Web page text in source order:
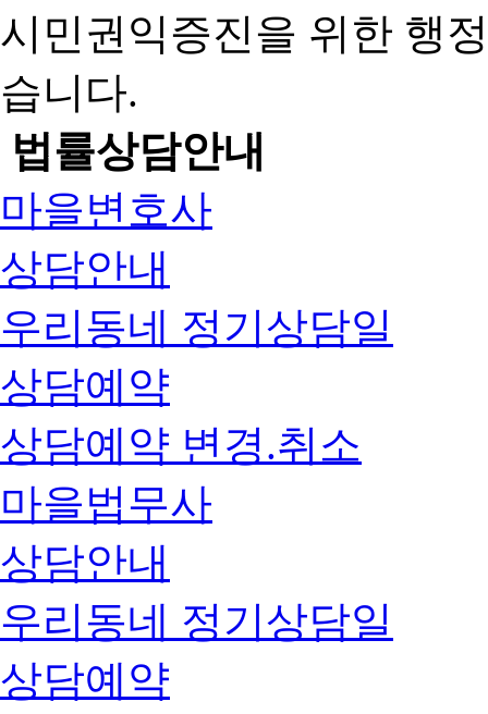
시민권익증진을 위한 행
습니다.
법률상담안내
마을변호사
상담안내
우리동네 정기상담일
상담예약
상담예약 변경.취소
마을법무사
상담안내
우리동네 정기상담일
상담예약